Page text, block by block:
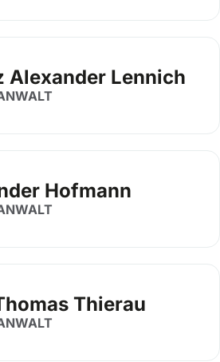
Alexander Lennich
Hofmann
Thierau